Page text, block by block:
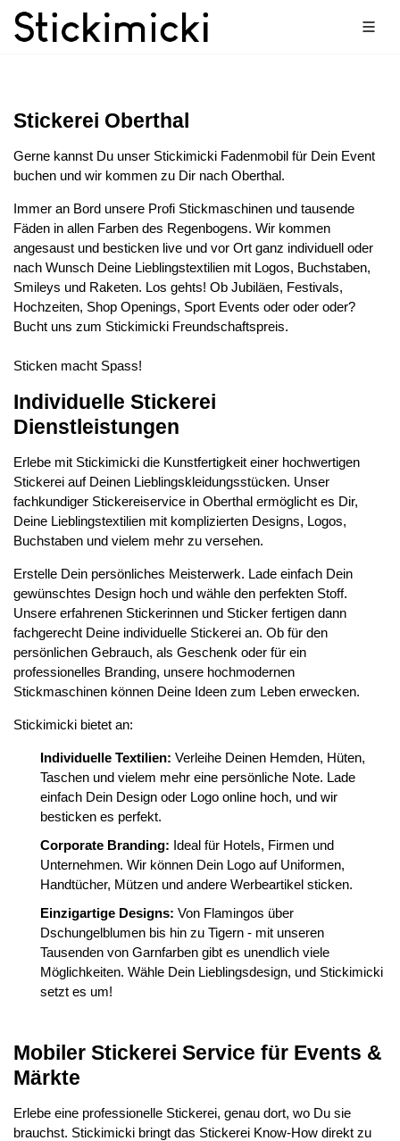
Stickerei Oberthal
Gerne kannst Du unser Stickimicki Fadenmobil für Dein Event
buchen und wir kommen zu Dir nach Oberthal.
Immer an Bord unsere Profi Stickmaschinen und tausende
Fäden in allen Farben des Regenbogens. Wir kommen
angesaust und besticken live und vor Ort ganz individuell oder
nach Wunsch Deine Lieblingstextilien mit Logos, Buchstaben,
Smileys und Raketen. Los gehts! Ob Jubiläen, Festivals,
Hochzeiten, Shop Openings, Sport Events oder oder oder?
Bucht uns zum Stickimicki Freundschaftspreis.
Sticken macht Spass!
Individuelle Stickerei
Dienstleistungen
Erlebe mit Stickimicki die Kunstfertigkeit einer hochwertigen
Stickerei auf Deinen Lieblingskleidungsstücken. Unser
fachkundiger Stickereiservice in Oberthal ermöglicht es Dir,
Deine Lieblingstextilien mit komplizierten Designs, Logos,
Buchstaben und vielem mehr zu versehen.
Erstelle Dein persönliches Meisterwerk. Lade einfach Dein
gewünschtes Design hoch und wähle den perfekten Stoff.
Unsere erfahrenen Stickerinnen und Sticker fertigen dann
fachgerecht Deine individuelle Stickerei an. Ob für den
persönlichen Gebrauch, als Geschenk oder für ein
professionelles Branding, unsere hochmodernen
Stickmaschinen können Deine Ideen zum Leben erwecken.
Stickimicki bietet an:
Individuelle Textilien: Verleihe Deinen Hemden, Hüten,
Taschen und vielem mehr eine persönliche Note. Lade
einfach Dein Design oder Logo online hoch, und wir
besticken es perfekt.
Corporate Branding: Ideal für Hotels, Firmen und
Unternehmen. Wir können Dein Logo auf Uniformen,
Handtücher, Mützen und andere Werbeartikel sticken.
Einzigartige Designs: Von Flamingos über
Dschungelblumen bis hin zu Tigern - mit unseren
Tausenden von Garnfarben gibt es unendlich viele
Möglichkeiten. Wähle Dein Lieblingsdesign, und Stickimicki
setzt es um!
Mobiler Stickerei Service für Events &
Märkte
Erlebe eine professionelle Stickerei, genau dort, wo Du sie
brauchst. Stickimicki bringt das Stickerei Know-How direkt zu